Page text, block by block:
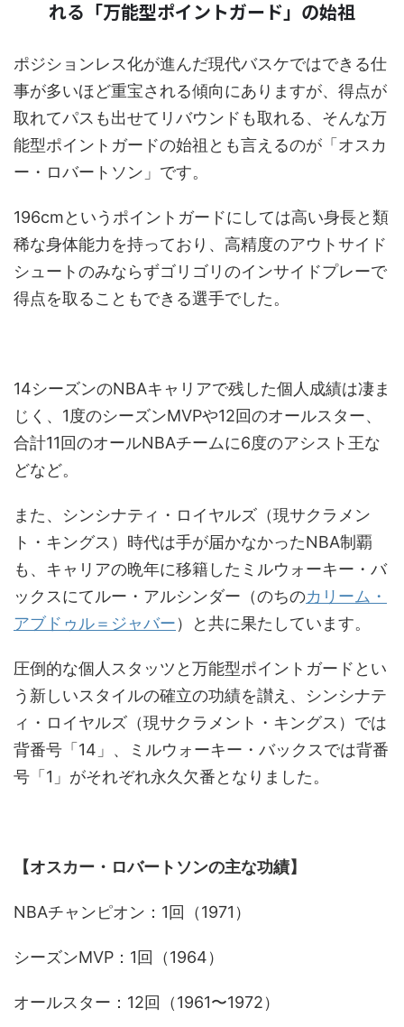
れる「万能型ポイントガード」の始祖
ポジションレス化が進んだ現代バスケではできる仕
事が多いほど重宝される傾向にありますが、得点が
取れてパスも出せてリバウンドも取れる、そんな万
能型ポイントガードの始祖とも言えるのが「オスカ
ー・ロバートソン」です。
196cmというポイントガードにしては高い身長と類
稀な身体能力を持っており、高精度のアウトサイド
シュートのみならずゴリゴリのインサイドプレーで
得点を取ることもできる選手でした。
14シーズンのNBAキャリアで残した個人成績は凄ま
じく、1度のシーズンMVPや12回のオールスター、
合計11回のオールNBAチームに6度のアシスト王な
どなど。
また、シンシナティ・ロイヤルズ（現サクラメン
ト・キングス）時代は手が届かなかったNBA制覇
も、キャリアの晩年に移籍したミルウォーキー・バ
ックスにてルー・アルシンダー（のちのカリーム・
アブドゥル＝ジャバー）と共に果たしています。
圧倒的な個人スタッツと万能型ポイントガードとい
う新しいスタイルの確立の功績を讃え、シンシナテ
ィ・ロイヤルズ（現サクラメント・キングス）では
背番号「14」、ミルウォーキー・バックスでは背番
号「1」がそれぞれ永久欠番となりました。
【オスカー・ロバートソンの主な功績】
NBAチャンピオン：1回（1971）
シーズンMVP：1回（1964）
オールスター：12回（1961〜1972）